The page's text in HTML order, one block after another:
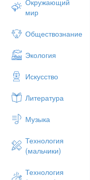
Окружающий
мир
Обществознание
Экология
Искусство
Литература
Музыка
Технология
(мальчики)
Технология